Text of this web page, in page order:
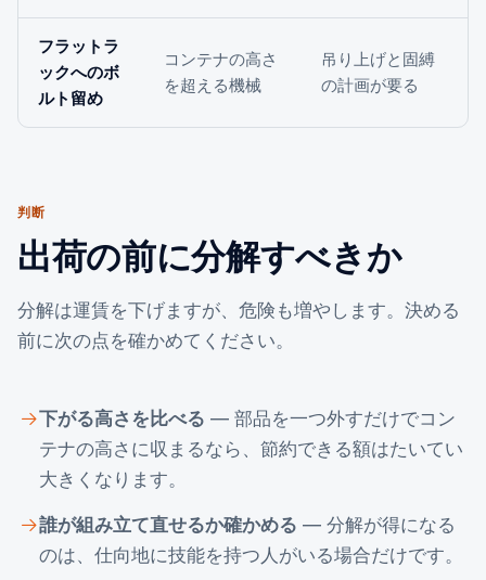
フラットラ
ックへのボ
ルト留め
コンテナの高さ
を超える機械
吊り上げと固縛
の計画が要る
判断
出荷の前に分解すべきか
分解は運賃を下げますが、危険も増やします。決める
前に次の点を確かめてください。
下がる高さを比べる — 部品を一つ外すだけでコン
テナの高さに収まるなら、節約できる額はたいてい
大きくなります。
誰が組み立て直せるか確かめる — 分解が得になる
のは、仕向地に技能を持つ人がいる場合だけです。